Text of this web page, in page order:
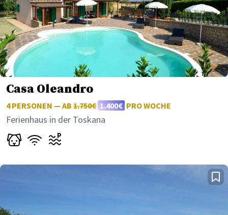
Casa Oleandro
4 PERSONEN — AB 1.750€ 1.400€ PRO WOCHE
Ferienhaus in der Toskana